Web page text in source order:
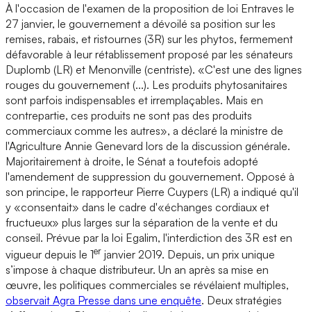
À l'occasion de l'examen de la proposition de loi Entraves le
27 janvier, le gouvernement a dévoilé sa position sur les
remises, rabais, et ristournes (3R) sur les phytos, fermement
défavorable à leur rétablissement proposé par les sénateurs
Duplomb (LR) et Menonville (centriste). «C'est une des lignes
rouges du gouvernement (...). Les produits phytosanitaires
sont parfois indispensables et irremplaçables. Mais en
contrepartie, ces produits ne sont pas des produits
commerciaux comme les autres», a déclaré la ministre de
l'Agriculture Annie Genevard lors de la discussion générale.
Majoritairement à droite, le Sénat a toutefois adopté
l'amendement de suppression du gouvernement. Opposé à
son principe, le rapporteur Pierre Cuypers (LR) a indiqué qu'il
y «consentait» dans le cadre d'«échanges cordiaux et
fructueux» plus larges sur la séparation de la vente et du
conseil. Prévue par la loi Egalim, l'interdiction des 3R est en
vigueur depuis le 1er janvier 2019. Depuis, un prix unique
s’impose à chaque distributeur. Un an après sa mise en
œuvre, les politiques commerciales se révélaient multiples,
observait Agra Presse dans une enquête. Deux stratégies